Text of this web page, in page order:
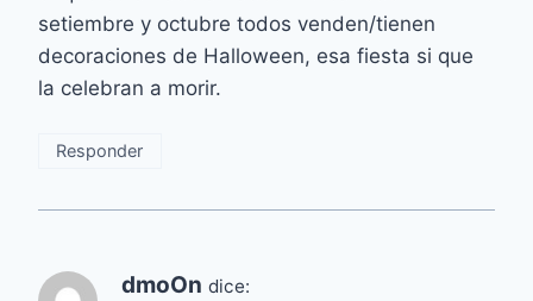
setiembre y octubre todos venden/tienen
decoraciones de Halloween, esa fiesta si que
la celebran a morir.
Responder
dmoOn dice: